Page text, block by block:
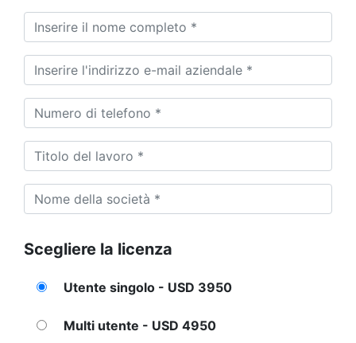
Scegliere la licenza
Utente singolo - USD 3950
Multi utente - USD 4950